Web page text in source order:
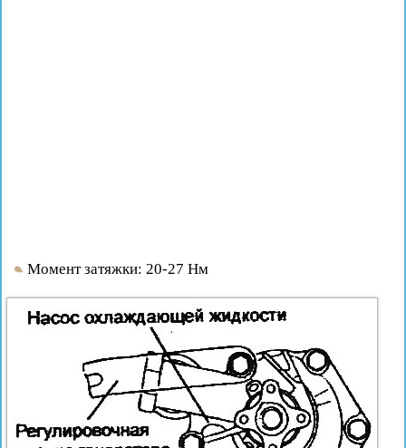
Момент затяжки: 20-27 Нм